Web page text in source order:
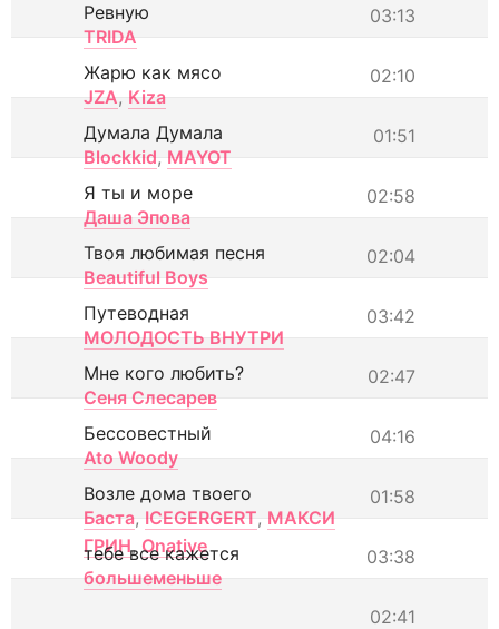
03:13
Ревную
TRIDA
02:10
Жарю как мясо
JZA, Kiza
01:51
Думала Думала
Blockkid, MAYOT
02:58
Я ты и море
Даша Эпова
02:04
Твоя любимая песня
Beautiful Boys
03:42
Путеводная
МОЛОДОСТЬ ВНУТРИ
02:47
Мне кого любить?
Сеня Слесарев
04:16
Бессовестный
Ato Woody
01:58
Возле дома твоего
Баста, ICEGERGERT, МАКСИ
ГРИН, Onative 03:38
тебе все кажется
большеменьше
02:41